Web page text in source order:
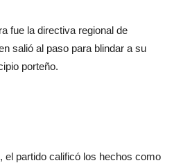
fue la directiva regional de
salió al paso para blindar a su
porteño.
el partido calificó los hechos como